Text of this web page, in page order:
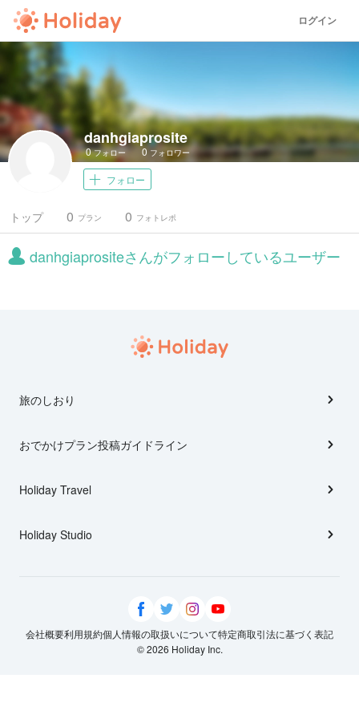
ログイン
danhgiaprosite
0フォロー 0 フォロワー
フォロー
トップ プラン
0 フォトレポ
0
danhgiaprositeさんがフォローしているユーザー
旅のしおり
おでかけプラン投稿ガイドライン
Holiday Travel
Holiday Studio
会社概要利用規約個人情報の取扱いについて特定商取引法に基づく表記
© 2026 Holiday Inc.